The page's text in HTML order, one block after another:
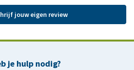
jouw eigen review
je hulp nodig?